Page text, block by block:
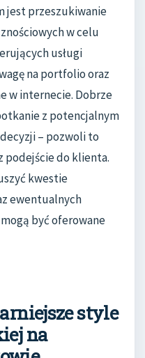
jest przeszukiwanie
w celu
usługi
na portfolio oraz
w internecie. Dobrze
z potencjalnym
– pozwoli to
podejście do klienta.
kwestie
ewentualnych
być oferowane
style
na